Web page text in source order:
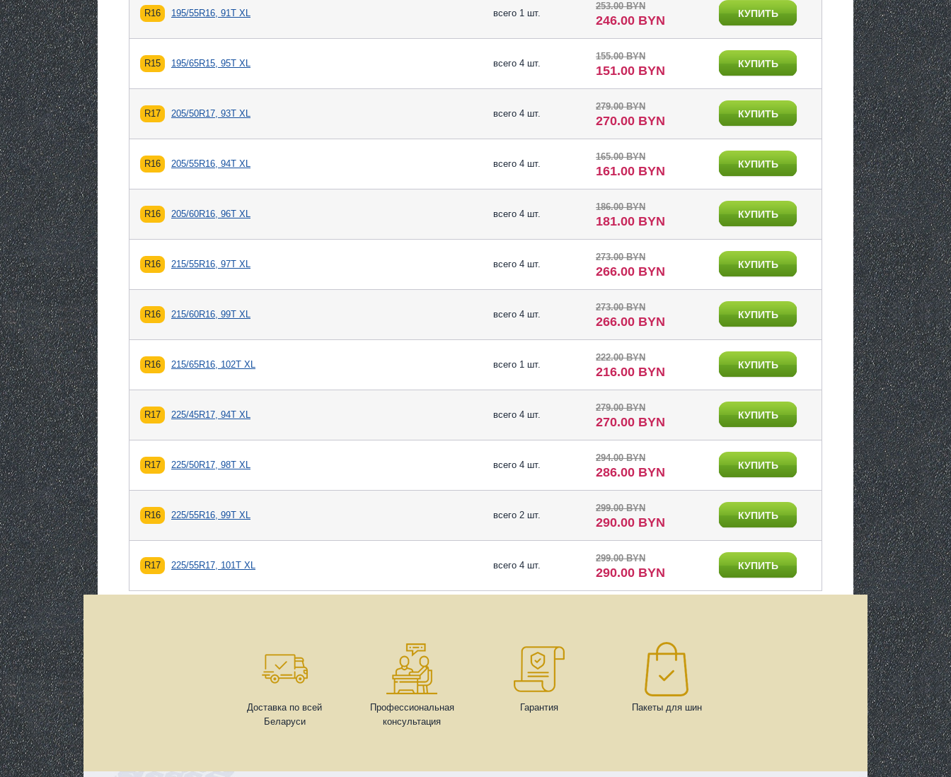
R16 195/55R16, 91T XL всего 1 шт.
253.00 BYN
246.00 BYN КУПИТЬ
R15 195/65R15, 95T XL всего 4 шт.
155.00 BYN
151.00 BYN КУПИТЬ
R17 205/50R17, 93T XL всего 4 шт.
279.00 BYN
270.00 BYN КУПИТЬ
R16 205/55R16, 94T XL всего 4 шт.
165.00 BYN
161.00 BYN КУПИТЬ
R16 205/60R16, 96T XL всего 4 шт.
186.00 BYN
181.00 BYN КУПИТЬ
R16 215/55R16, 97T XL всего 4 шт.
273.00 BYN
266.00 BYN КУПИТЬ
R16 215/60R16, 99T XL всего 4 шт.
273.00 BYN
266.00 BYN КУПИТЬ
R16 215/65R16, 102T XL всего 1 шт.
222.00 BYN
216.00 BYN КУПИТЬ
R17 225/45R17, 94T XL всего 4 шт.
279.00 BYN
270.00 BYN КУПИТЬ
R17 225/50R17, 98T XL всего 4 шт.
294.00 BYN
286.00 BYN КУПИТЬ
R16 225/55R16, 99T XL всего 2 шт.
299.00 BYN
290.00 BYN КУПИТЬ
R17 225/55R17, 101T XL всего 4 шт.
299.00 BYN
290.00 BYN КУПИТЬ
Доставка по всей
Беларуси
Профессиональная
консультация
Гарантия Пакеты для шин